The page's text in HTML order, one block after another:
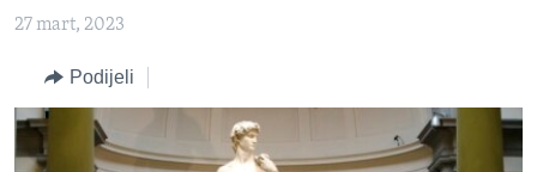
Idi
pretragu
SJEDINJENE AMERIČKE DRŽAVE
BOSNA I HERCEGOVINA
SVIJET
NAUKA I TEHNOLOGIJA
SPECIJALNI PROJEKTI
KORUPCIJA
SLOBODA MEDIJA
27 mart, 2023
Podijeli